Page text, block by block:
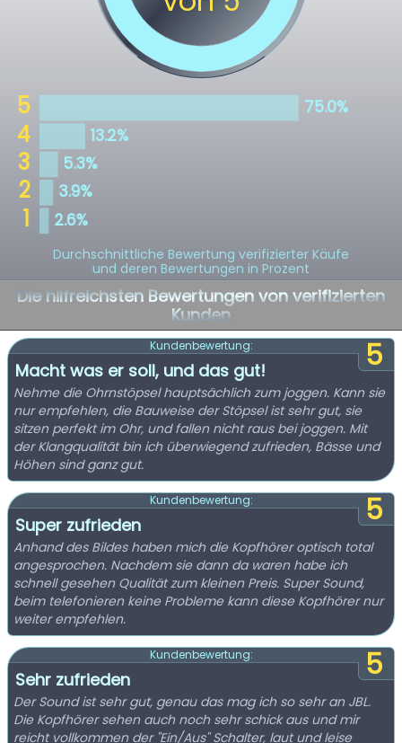
Durchschnittliche Bewertung verifizierter Käufe
und deren Bewertungen in Prozent
Die hilfreichsten Bewertungen von verifizierten
Kunden
5
Kundenbewertung:
Macht was er soll, und das gut!
Nehme die Ohrnstöpsel hauptsächlich zum joggen. Kann sie
nur empfehlen, die Bauweise der Stöpsel ist sehr gut, sie
sitzen perfekt im Ohr, und fallen nicht raus bei joggen. Mit
der Klangqualität bin ich überwiegend zufrieden, Bässe und
Höhen sind ganz gut.
5
Kundenbewertung:
Super zufrieden
Anhand des Bildes haben mich die Kopfhörer optisch total
angesprochen. Nachdem sie dann da waren habe ich
schnell gesehen Qualität zum kleinen Preis. Super Sound,
beim telefonieren keine Probleme kann diese Kopfhörer nur
weiter empfehlen.
5
Kundenbewertung:
Sehr zufrieden
Der Sound ist sehr gut, genau das mag ich so sehr an JBL.
Die Kopfhörer sehen auch noch sehr schick aus und mir
reicht vollkommen der "Ein/Aus" Schalter, laut und leise